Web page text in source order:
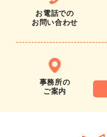
お電話での
お問い合わせ
事務所の
ご案内